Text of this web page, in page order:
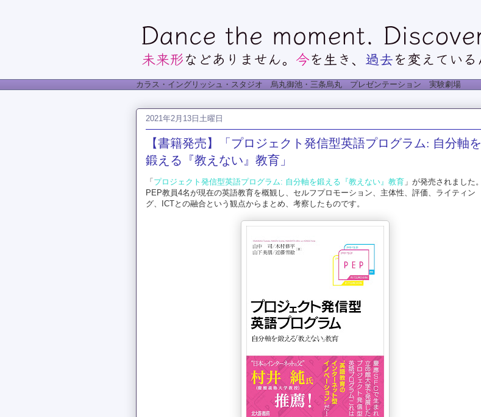
カラス・イングリッシュ・スタジオ 烏丸御池・三条烏丸 プレゼンテーション 実験劇場
2021年2月13日土曜日
【書籍発売】「プロジェクト発信型英語プログラム: 自分軸を
鍛える『教えない』教育」
「 プロジェクト発信型英語プログラム: 自分軸を鍛える『教えない』教育 」が発売されました。
PEP教員4名が現在の英語教育を概観し、セルフプロモーション、主体性、評価、ライティン
グ、ICTとの融合という観点からまとめ、考察したものです。